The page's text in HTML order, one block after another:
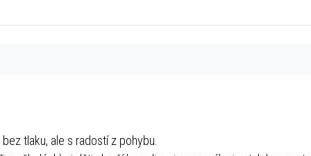
tlaku, ale s radostí z pohybu.